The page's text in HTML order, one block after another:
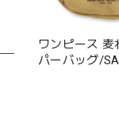
ワンピース 麦
パーバッグ/